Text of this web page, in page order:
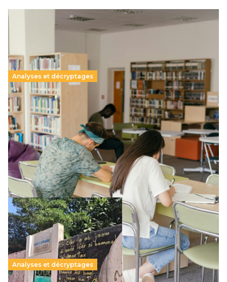
Analyses et décryptages
Supérieur privé : une dérive qui met à mal la
promesse républicaine
11 juillet 2026-
Le projet de loi sur la régulation de l’enseignement
supérieur privé met en lumière l’amplification d’un système
qui relègue l’acte pédagogique au superfétatoire, voire à…
Lire la suite →
Analyses et décryptages